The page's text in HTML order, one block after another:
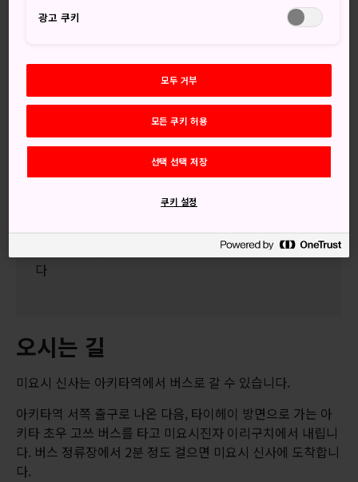
덴'이라고 부르는 3.5m 높이의 신성한 긴 막대들을 타이헤이
잔 미요시 신사까지 운반합니다.
놓치지 마세요
본덴의 다양하고 아름다운 디자인과 알록달록한 표
루면서 행진이 절정에 달합니다
본덴에 달린 삼각형 부적은 신성한 힘이 깃들어 있
다고 여겨져, 이를 손으로 만져보려는 사람들이 많습니
다
오시는 길
미요시 신사는 아키타역에서 버스로 갈 수 있습니다.
아키타역 서쪽 출구로 나온 다음, 타이헤이 방면으로 가는 아
키타 초우 고쓰 버스를 타고 미요시진자 이리구치에서 내립니
다. 버스 정류장에서 2분 정도 걸으면 미요시 신사에 도착합니
다.
광고 쿠키
모두 거부
모든 쿠키 허용
선택 선택 저장
쿠키 설정